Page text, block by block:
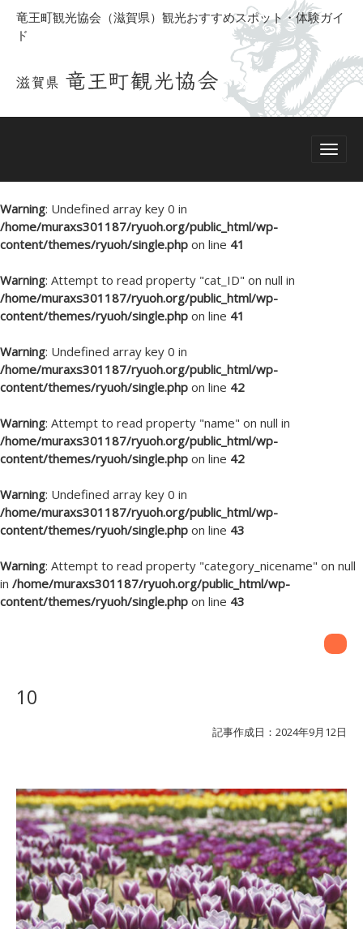
竜王町観光協会（滋賀県）観光おすすめスポット・体験ガイ
ド
Warning: Undefined array key 0 in
/home/muraxs301187/ryuoh.org/public_html/wp-
content/themes/ryuoh/single.php on line 41
Warning: Attempt to read property "cat_ID" on null in
/home/muraxs301187/ryuoh.org/public_html/wp-
content/themes/ryuoh/single.php on line 41
Warning: Undefined array key 0 in
/home/muraxs301187/ryuoh.org/public_html/wp-
content/themes/ryuoh/single.php on line 42
Warning: Attempt to read property "name" on null in
/home/muraxs301187/ryuoh.org/public_html/wp-
content/themes/ryuoh/single.php on line 42
Warning: Undefined array key 0 in
/home/muraxs301187/ryuoh.org/public_html/wp-
content/themes/ryuoh/single.php on line 43
Warning: Attempt to read property "category_nicename" on null
in /home/muraxs301187/ryuoh.org/public_html/wp-
content/themes/ryuoh/single.php on line 43
10
記事作成日：2024年9月12日